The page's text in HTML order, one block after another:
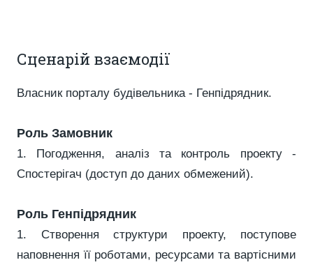
Сценарій взаємодії
Власник порталу будівельника - Генпідрядник.
Роль Замовник
1. Погодження, аналіз та контроль проекту -
Спостерігач (доступ до даних обмежений).
Роль Генпідрядник
1. Створення структури проекту, поступове
наповнення її роботами, ресурсами та вартісними